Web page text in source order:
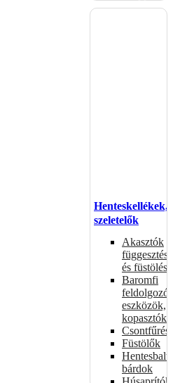
Henteskellékek,
szeletelők
Akasztók
függesztéshez
és füstöléshez
Baromfi
feldolgozó
eszközök,
kopasztók
Csontfűrészek
Füstölők
Hentesbalták,
bárdok